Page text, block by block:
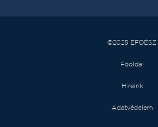
©2025 ÉFOÉSZ
Főoldal
Híreink
Adatvédelem